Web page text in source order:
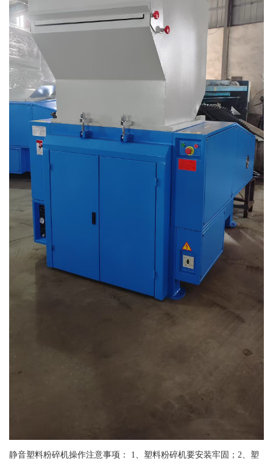
静音塑料粉碎机操作注意事项： 1、塑料粉碎机要安装牢固；2、塑